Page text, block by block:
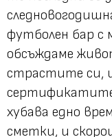
футболен бар с
обсъждаме
страстите си,
хубава едно
сметки, и